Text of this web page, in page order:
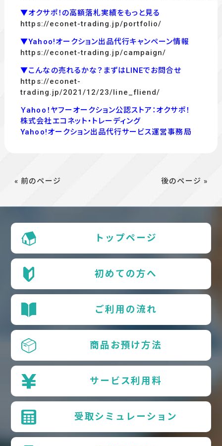
▼オクサポ！の高額落札実績をもっと見る
https://econet-trading.jp/portfolio/
▼Yahoo!オークション出品代行キャンペーン情報
https://econet-trading.jp/campaign/
▼こんなの売れるかな？まずはLINEでお問合せ
https://econet-
trading.jp/2021/12/23/line_fliend/
Ｙahoo！ヤフーオークション公認ストア：オクサポ！
株式会社エコネット・トレーディング
Yahoo!オークション出品代行サービス運営事務局
« 前のページ 後のページ »
トップページ
初めての方へ
ご利用の流れ
商品お預け方法
サービス利用料
受取シミュレーション